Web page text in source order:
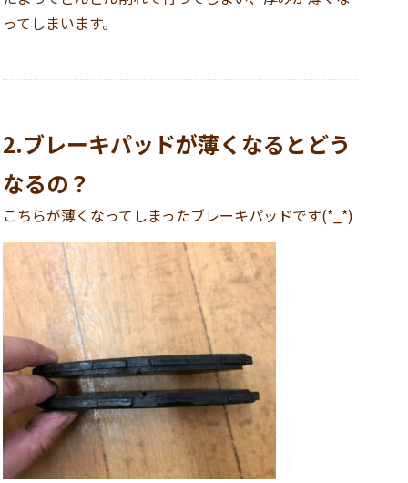
ってしまいます。
2.ブレーキパッドが薄くなるとどう
なるの？
こちらが薄くなってしまったブレーキパッドです(*_*)